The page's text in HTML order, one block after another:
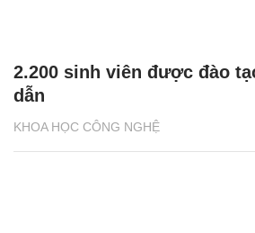
KHOA HỌC CÔNG NGHỆ
2.200 sinh viên được đào
dẫn